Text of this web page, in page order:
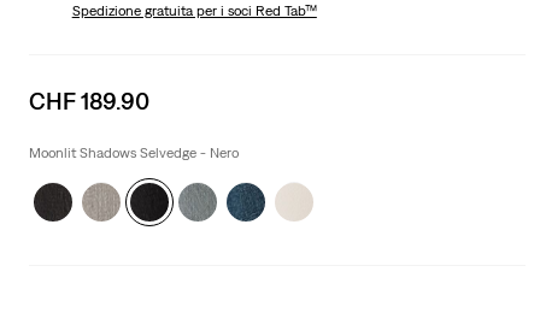
Spedizione gratuitaper i soci Red Tab™
Sale
is
CHF 189.90
Moonlit Shadows Selvedge - Nero